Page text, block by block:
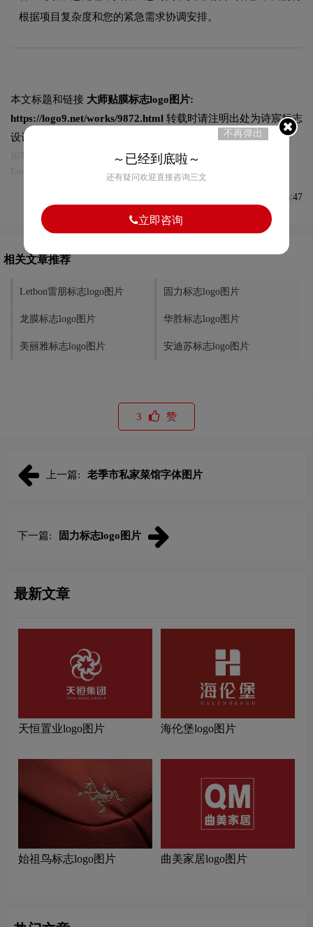
根据项目复杂度和您的紧急需求协调安排。
本文标题和链接 大师贴膜标志logo图片:
https://logo9.net/works/9872.html 转载时请注明出处为诗宸标志
设计及本链接!
如有内容侵犯您的合法权益，请及时与我们联系
Email:75696531@qq.com，我们将第一时间安排删除。
发布于2022-10-02 08:36:47
相关文章推荐
Letbon雷朋标志logo图片 固力标志logo图片
龙膜标志logo图片 华胜标志logo图片
美丽雅标志logo图片 安迪苏标志logo图片
3 赞
上一篇: 老季市私家菜馆字体图片
下一篇: 固力标志logo图片
最新文章
天恒置业logo图片 海伦堡logo图片
始祖鸟标志logo图片 曲美家居logo图片
不再弹出
～已经到底啦～
还有疑问欢迎直接咨询三文
立即咨询